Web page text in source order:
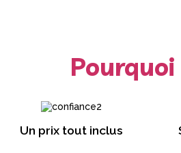
Un prix tout inclus